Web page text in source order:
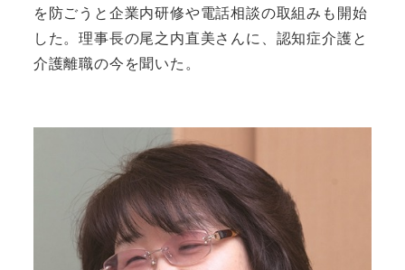
を防ごうと企業内研修や電話相談の取組みも開始
した。理事長の尾之内直美さんに、認知症介護と
介護離職の今を聞いた。